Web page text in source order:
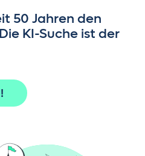
50 Jahren den
KI-Suche ist der